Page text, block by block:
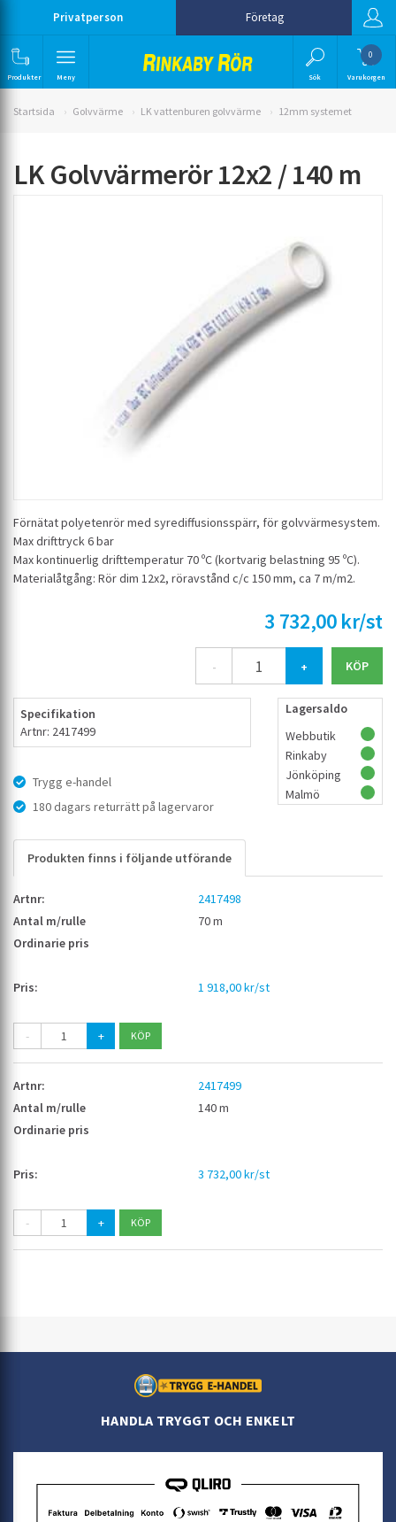
Privatperson Företag
Produkter Meny Sök
0
Varukorgen
Startsida Golvvärme LK vattenburen golvvärme 12mm systemet
LK Golvvärmerör 12x2 / 140 m
Förnätat polyetenrör med syrediffusionsspärr, för golvvärmesystem.
Max drifttryck 6 bar
Max kontinuerlig drifttemperatur 70 ºC (kortvarig belastning 95 ºC).
Materialåtgång: Rör dim 12x2, röravstånd c/c 150 mm, ca 7 m/m2.
3 732,00 kr/st
- +
Specifikation
Artnr: 2417499
Trygg e-handel
180 dagars returrätt på lagervaror
Lagersaldo
Webbutik
Rinkaby
Jönköping
Malmö
Produkten finns i följande utförande
2417498
70 m
1 918,00 kr/st
- +
2417499
140 m
3 732,00 kr/st
- +
HANDLA TRYGGT OCH ENKELT